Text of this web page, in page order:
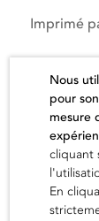
Imprimé
ÉpuiséNous
pour
mesure
cliquant
En